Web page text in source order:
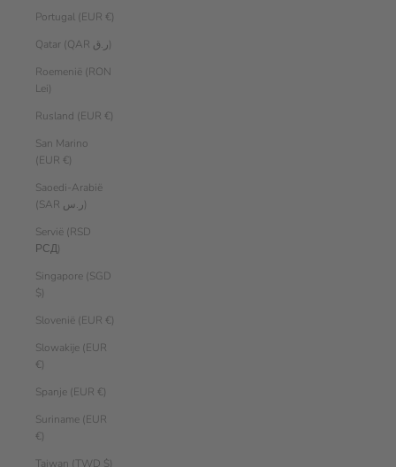
Portugal (EUR €)
Qatar (QAR ر.ق)
Roemenië (RON
Lei)
Rusland (EUR €)
San Marino
(EUR €)
Saoedi-Arabië
(SAR ر.س)
Servië (RSD
РСД)
Singapore (SGD
$)
Slovenië (EUR €)
Slowakije (EUR
€)
Spanje (EUR €)
Suriname (EUR
€)
Taiwan (TWD $)